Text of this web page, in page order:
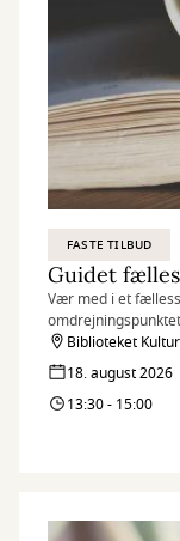
FASTE TILBUD
Vær med i et
Biblioteket
18. august 2026
13:30 - 15:00